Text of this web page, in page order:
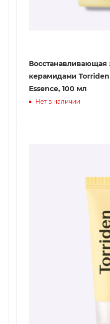
Восстанавливающая
керамидами
Essence, 100 мл
Нет в наличии